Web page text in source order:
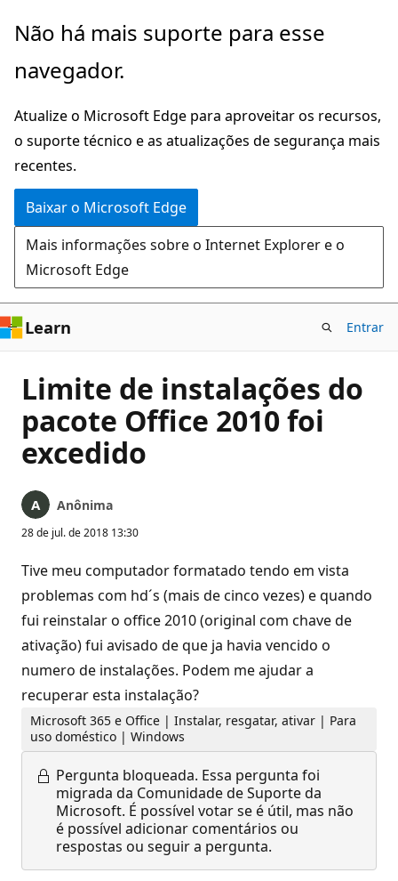
Pular
o
principal
Não há mais suporte para esse
navegador.
Atualize o Microsoft Edge para aproveitar os recursos,
o suporte técnico e as atualizações de segurança mais
recentes.
Baixar o Microsoft Edge
Mais informações sobre o Internet Explorer e o
Microsoft Edge
Learn Entrar
Limite de instalações do
pacote Office 2010 foi
excedido
Anônima
28 de jul. de 2018 13:30
Tive meu computador formatado tendo em vista
problemas com hd´s (mais de cinco vezes) e quando
fui reinstalar o office 2010 (original com chave de
ativação) fui avisado de que ja havia vencido o
numero de instalações. Podem me ajudar a
recuperar esta instalação?
Microsoft 365 e Office | Instalar, resgatar, ativar | Para
uso doméstico | Windows
Pergunta bloqueada. Essa pergunta foi
migrada da Comunidade de Suporte da
Microsoft. É possível votar se é útil, mas não
é possível adicionar comentários ou
respostas ou seguir a pergunta.